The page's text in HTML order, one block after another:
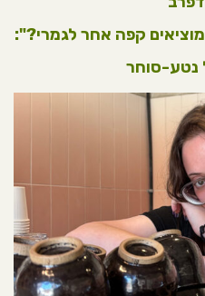
קפה אחר לגמרי?":
נטע-סוחר